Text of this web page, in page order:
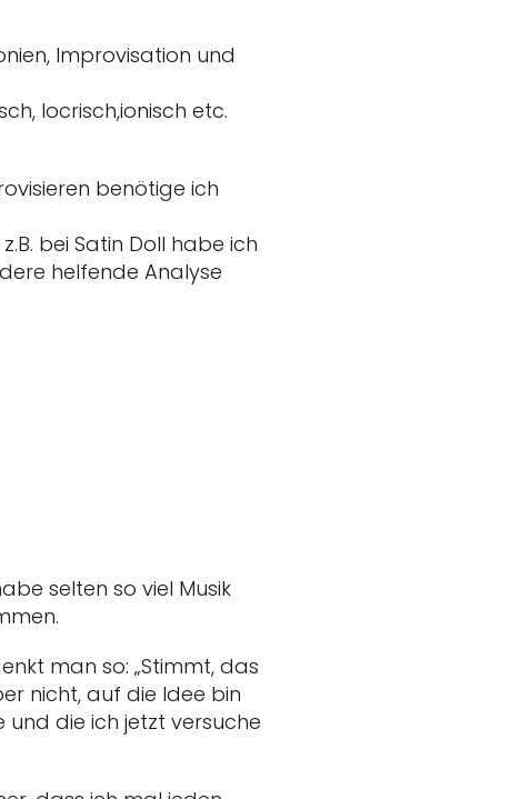
Improvisation und
locrisch,ionisch etc.
benötige ich
bei Satin Doll habe ich
helfende Analyse
selten so viel Musik
man so: „Stimmt, das
nicht, auf die Idee bin
die ich jetzt versuche